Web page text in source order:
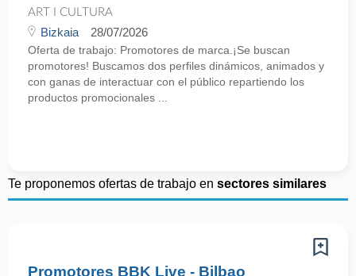
ART I CULTURA
Bizkaia 28/07/2026
Oferta de trabajo: Promotores de marca.¡Se buscan
promotores! Buscamos dos perfiles dinámicos, animados y
con ganas de interactuar con el público repartiendo los
productos promocionales ...
Te proponemos ofertas de trabajo en sectores similares
Promotores BBK Live - Bilbao